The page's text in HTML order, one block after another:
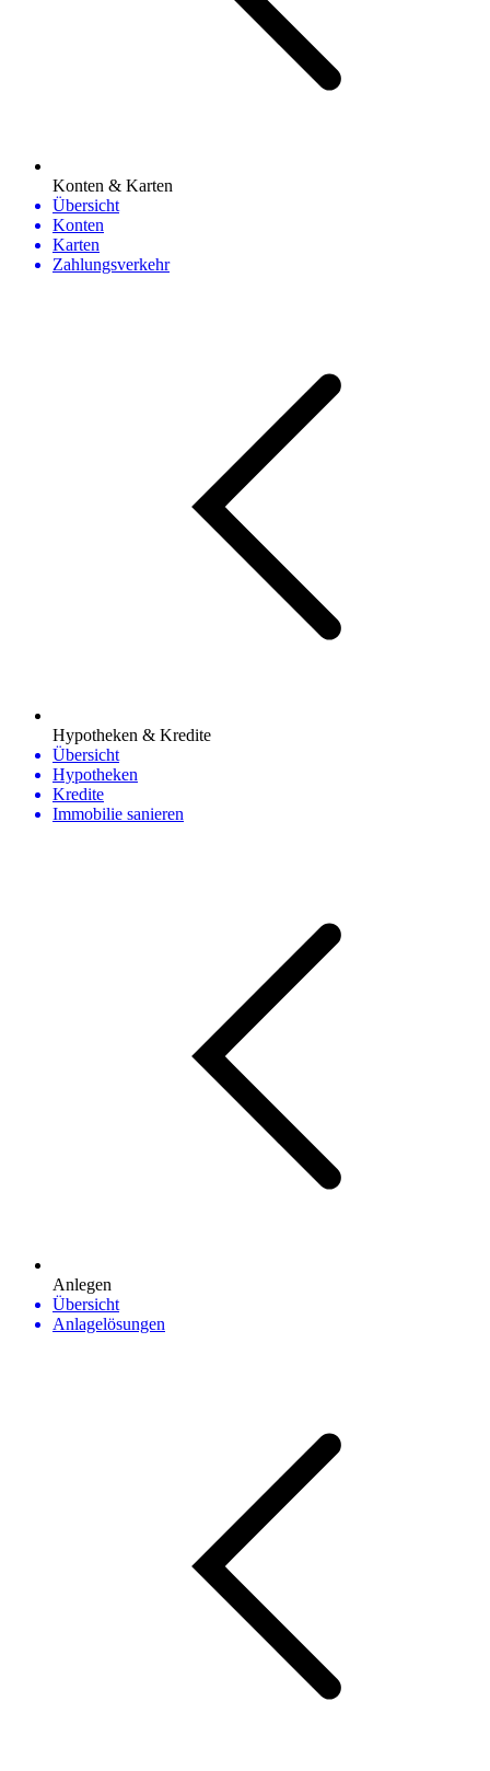
Konten & Karten
Übersicht
Konten
Karten
Zahlungsverkehr
Hypotheken & Kredite
Übersicht
Hypotheken
Kredite
Immobilie sanieren
Anlegen
Übersicht
Anlagelösungen